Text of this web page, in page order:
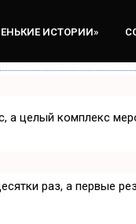
ИСТОРИИ»
а целый комплекс
раз, а первые